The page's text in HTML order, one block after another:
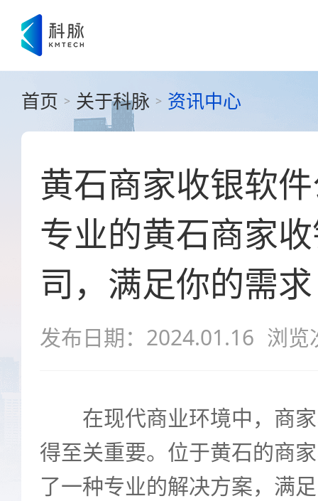
首页 > 关于科脉 > 资讯中心
黄石商家收银软
专业的黄石商家
司，满足你的需求
发布日期：2024.01.16 浏览
在现代商业环境中，商家
得至关重要。位于黄石的商
了一种专业的解决方案，满